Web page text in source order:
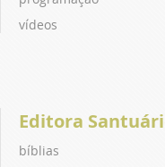
vídeos
Editora
bíblias